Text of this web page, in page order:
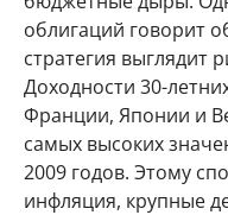
облигаций говорит
стратегия выглядит
Доходности 30-
Франции, Японии и
самых высоких
2009 годов. Этому
инфляция, крупные